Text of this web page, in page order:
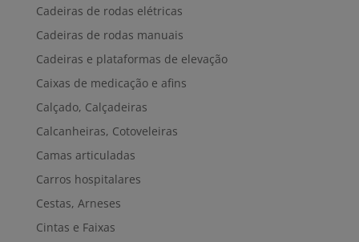
Cadeiras de rodas elétricas
Cadeiras de rodas manuais
Cadeiras e plataformas de elevação
Caixas de medicação e afins
Calçado, Calçadeiras
Calcanheiras, Cotoveleiras
Camas articuladas
Carros hospitalares
Cestas, Arneses
Cintas e Faixas